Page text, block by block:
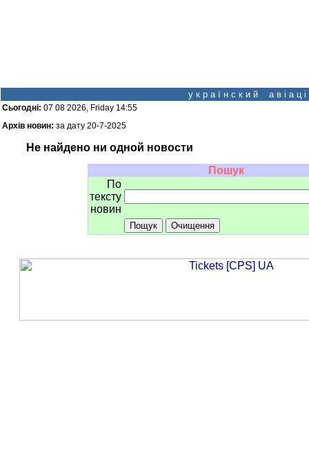
у к р а ї н с к и й а в і а
Сьогодні: 07 08 2026, Friday 14:55
Архів новин: за дату 20-7-2025
Не найдено ни одной новости
Пошук
По
тексту
новин